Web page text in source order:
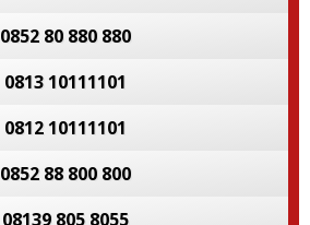
0852 80 880 880
0813 10111101
0812 10111101
0852 88 800 800
08139 805 8055